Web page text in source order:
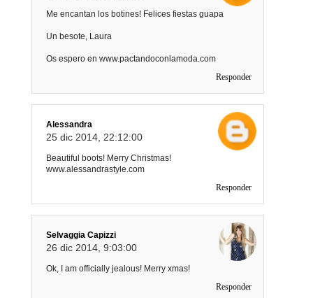
Me encantan los botines! Felices fiestas guapa
Un besote, Laura
Os espero en www.pactandoconlamoda.com
Responder
Alessandra
25 dic 2014, 22:12:00
Beautiful boots! Merry Christmas!
www.alessandrastyle.com
Responder
Selvaggia Capizzi
26 dic 2014, 9:03:00
Ok, I am officially jealous! Merry xmas!
Responder